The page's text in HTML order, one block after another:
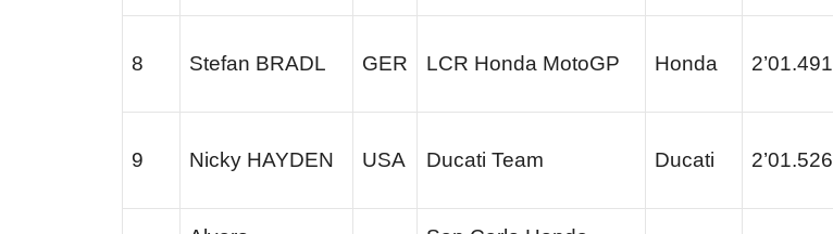
8 Stefan BRADL GER LCR Honda MotoGP Honda 2’01.491
9 Nicky HAYDEN USA Ducati Team Ducati 2’01.526